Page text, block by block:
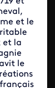
et le
et la
le